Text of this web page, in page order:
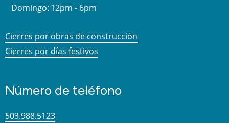
Domingo: 12pm - 6pm
Cierres por obras de construcción
Cierres por días festivos
Número de teléfono
503.988.5123